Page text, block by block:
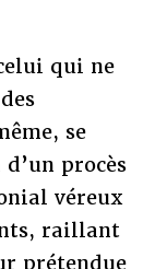
qui ne
se
procès
véreux
raillant
prétendue